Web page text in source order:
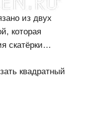
из двух
которая
скатёрки…
квадратный